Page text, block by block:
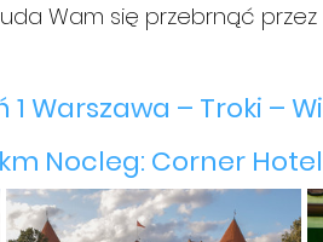
Wam się przebrnąć przez
1 Warszawa – Troki –
Nocleg: Corner Hotel